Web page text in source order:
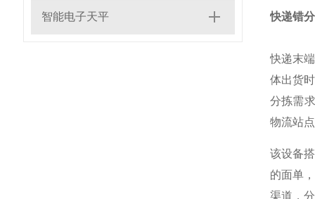
智能电子天平 快递错
快递末
体出货
分拣需
物流站
该设备
的面单
渠道，